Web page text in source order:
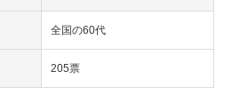
全国の60代
205票